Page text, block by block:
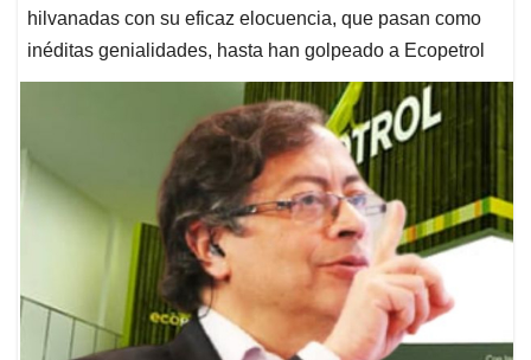
hilvanadas con su eficaz elocuencia, que pasan como
inéditas genialidades, hasta han golpeado a Ecopetrol